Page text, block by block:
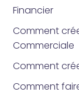
Financier
Comment
Commerciale
Comment
Comment